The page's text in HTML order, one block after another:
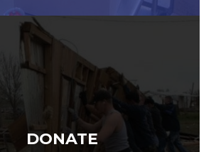
DONATE